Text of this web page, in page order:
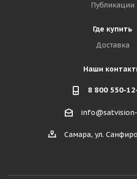
Публикации
Где купить
Доставка
Наши
8 800 550-
Самара, ул.